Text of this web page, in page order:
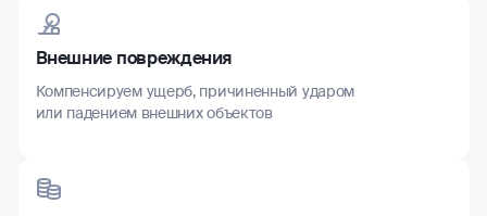
Внешние повреждения
Компенсируем ущерб, причиненный ударом
или падением внешних объектов